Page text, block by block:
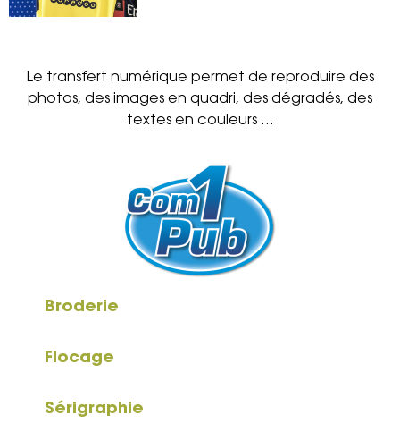
Le transfert numérique permet de reproduire des
photos, des images en quadri, des dégradés, des
textes en couleurs …
Broderie
Flocage
Sérigraphie